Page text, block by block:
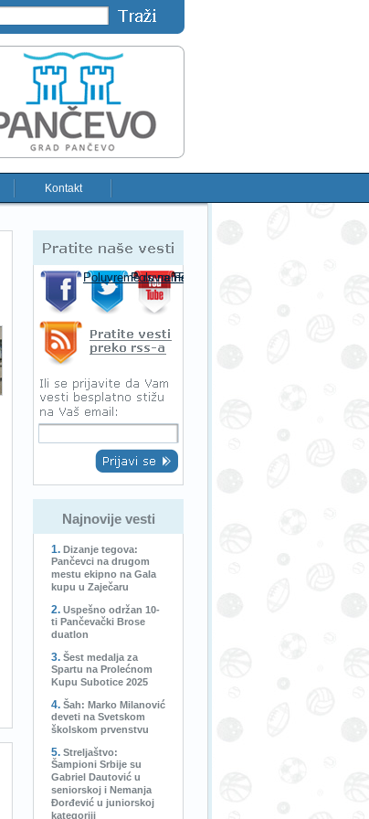
Kontakt
Poluvreme.rs na Facebooku-u
Poluvreme.rs na Twitter-u
Poluvreme.rs na YouTube-u
Najnovije vesti
Dizanje tegova:
Pančevci na drugom
mestu ekipno na Gala
kupu u Zaječaru
Uspešno održan 10-
ti Pančevački Brose
duatlon
Šest medalja za
Spartu na Prolećnom
Kupu Subotice 2025
Šah: Marko Milanović
deveti na Svetskom
školskom prvenstvu
Streljaštvo:
Šampioni Srbije su
Gabriel Dautović u
seniorskoj i Nemanja
Đorđević u juniorskoj
kategoriji